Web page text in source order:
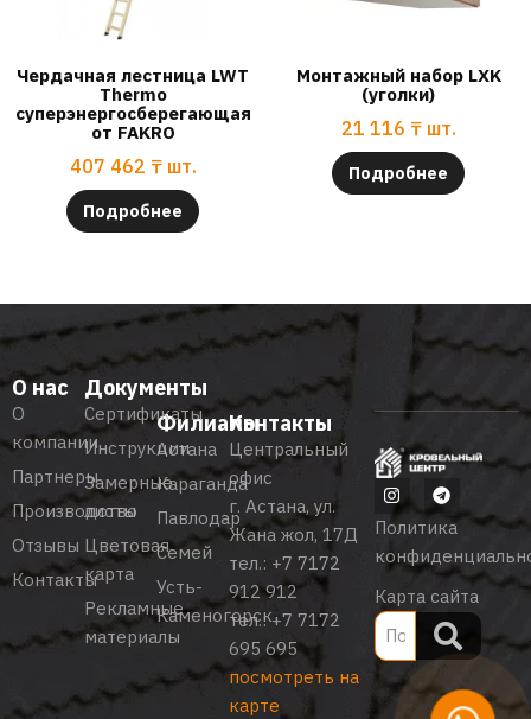
Чердачная лестница LWT
Thermo
суперэнергосберегающая
от FAKRO
407 462 ₸ шт.
Подробнее
Монтажный набор LXK
(уголки)
21 116 ₸ шт.
Подробнее
О нас
О
компании
Партнеры
Производство
Отзывы
Контакты
Документы
Сертификаты
Инструкции
Замерные
листы
Цветовая
карта
Рекламные
материалы
Филиалы
Астана
Караганда
Павлодар
Семей
Усть-
Каменогорск
Контакты
Центральный
офис
г. Астана, ул.
Жана жол, 17Д
тел.: +7 7172
912 912
тел.:+7 7172
695 695
посмотреть на
карте
Политика
Карта сайта